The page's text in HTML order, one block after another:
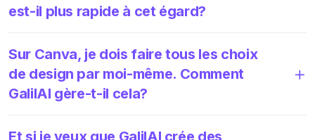
est-il plus rapide à cet égard?
Sur Canva, je dois faire tous les choix
de design par moi-même. Comment
GalilAI gère-t-il cela?
Et si je veux que GalilAI crée des